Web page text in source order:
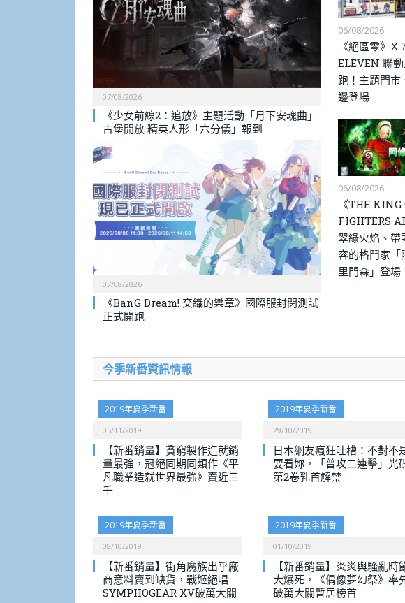
07/08/2026
《少女前線2：追放》主題活動「月下安魂曲」
古堡開放 精英人形「六分儀」報到
07/08/2026
《BanG Dream! 交織的樂章》國際服封閉測試
正式開跑
06/08/2026
《絕區零》X
ELEVEN 聯
跑！主題門市
邊登場
06/08/2026
《THE KING
FIGHTERS
翠綠火焰、帶
容的格鬥家「
里門森」登場
今季新番資訊情報
2019年夏季新番
05/11/2019
【新番銷量】貧窮製作造就銷
量最強，冠絕同期同類作《平
凡職業造就世界最強》賣近三
千
2019年夏季新番
29/10/2019
日本網友瘋狂吐槽：不對不
要看妳，「普攻二連擊」光
第2卷乳首解禁
2019年夏季新番
08/10/2019
【新番銷量】街角魔族出乎廠
商意料賣到缺貨，戰姬絕唱
SYMPHOGEAR XV破萬大關
2019年夏季新番
01/10/2019
【新番銷量】炎炎與騷亂時
大爆死，《偶像夢幻祭》率
破萬大關暫居榜首